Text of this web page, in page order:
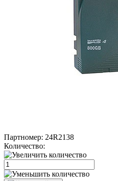
Партномер: 24R2138
Количество: